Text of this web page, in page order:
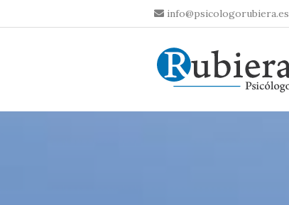
info@psicologorubiera.es